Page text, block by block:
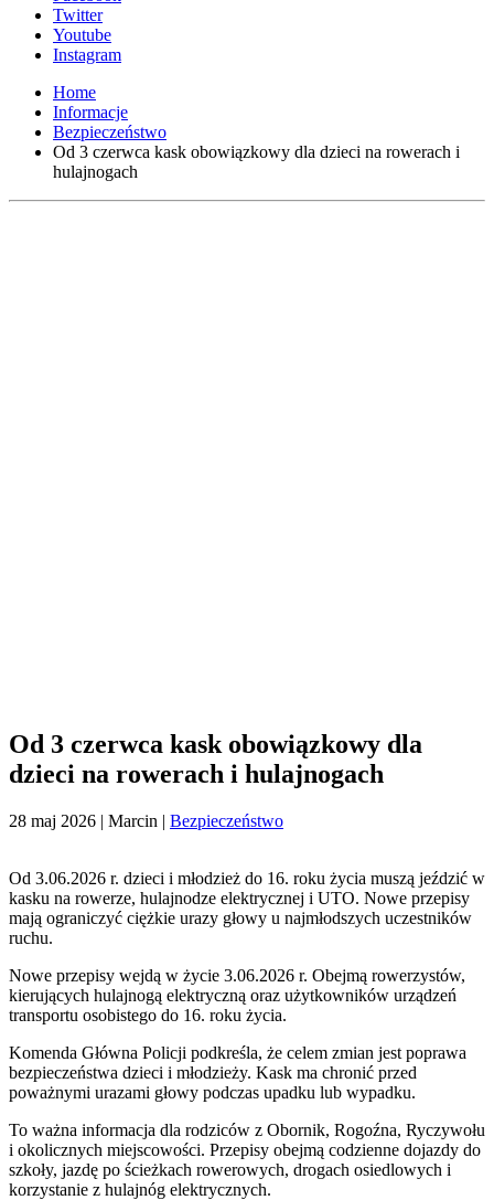
Twitter
Youtube
Instagram
Home
Informacje
Bezpieczeństwo
Od 3 czerwca kask obowiązkowy dla dzieci na rowerach i
hulajnogach
Od 3 czerwca kask obowiązkowy dla
dzieci na rowerach i hulajnogach
28 maj 2026 | Marcin | Bezpieczeństwo
Od 3.06.2026 r. dzieci i młodzież do 16. roku życia muszą jeździć w
kasku na rowerze, hulajnodze elektrycznej i UTO. Nowe przepisy
mają ograniczyć ciężkie urazy głowy u najmłodszych uczestników
ruchu.
Nowe przepisy wejdą w życie 3.06.2026 r. Obejmą rowerzystów,
kierujących hulajnogą elektryczną oraz użytkowników urządzeń
transportu osobistego do 16. roku życia.
Komenda Główna Policji podkreśla, że celem zmian jest poprawa
bezpieczeństwa dzieci i młodzieży. Kask ma chronić przed
poważnymi urazami głowy podczas upadku lub wypadku.
To ważna informacja dla rodziców z Obornik, Rogoźna, Ryczywołu
i okolicznych miejscowości. Przepisy obejmą codzienne dojazdy do
szkoły, jazdę po ścieżkach rowerowych, drogach osiedlowych i
korzystanie z hulajnóg elektrycznych.